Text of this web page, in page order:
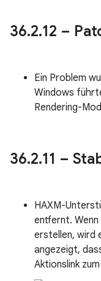
36.2.12 –
Ein Problem
Windows
Rendering-
36.2.11 –
HAXM-
entfernt. Wenn
erstellen, wird
angezeigt,
Aktionslink